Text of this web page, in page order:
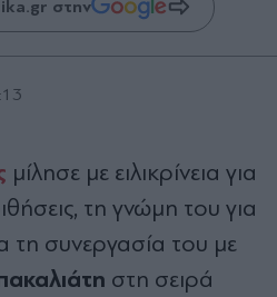
στην
μίλησε με ειλικρίνεια για
τη γνώμη του για
τη συνεργασία του με
στη σειρά